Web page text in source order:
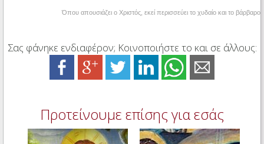
Όπου απουσιάζει ο Χριστός, εκεί περισσεύει το χυδαίο και το βάρβαρο
Σας φάνηκε ενδιαφέρον; Κοινοποιήστε το και σε άλλους:
Προτείνουμε επίσης για εσάς